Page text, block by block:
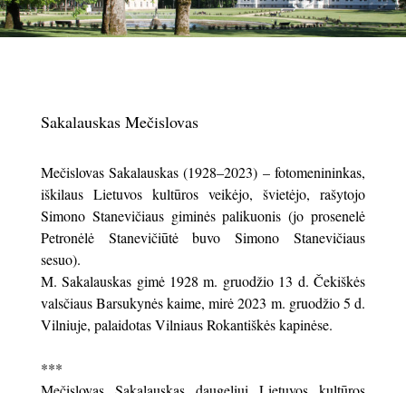
Sakalauskas Mečislovas
Mečislovas Sakalauskas (1928–2023) – fotomenininkas,
iškilaus Lietuvos kultūros veikėjo, švietėjo, rašytojo
Simono Stanevičiaus giminės palikuonis (jo prosenelė
Petronėlė Stanevičiūtė buvo Simono Stanevičiaus
sesuo).
M. Sakalauskas gimė 1928 m. gruodžio 13 d. Čekiškės
valsčiaus Barsukynės kaime, mirė 2023 m. gruodžio 5 d.
Vilniuje, palaidotas Vilniaus Rokantiškės kapinėse.
***